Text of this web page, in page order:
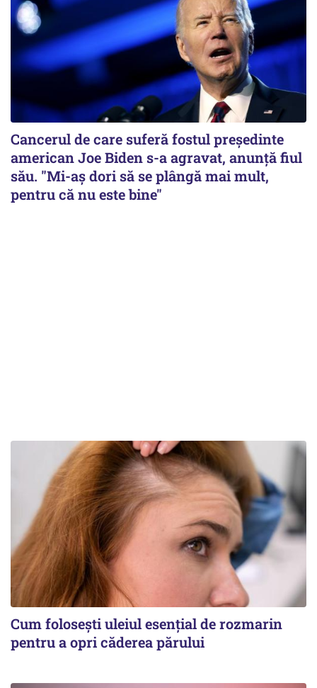
Cancerul de care suferă fostul preşedinte
american Joe Biden s-a agravat, anunță fiul
său. "Mi-aș dori să se plângă mai mult,
pentru că nu este bine"
Cum folosești uleiul esențial de rozmarin
pentru a opri căderea părului